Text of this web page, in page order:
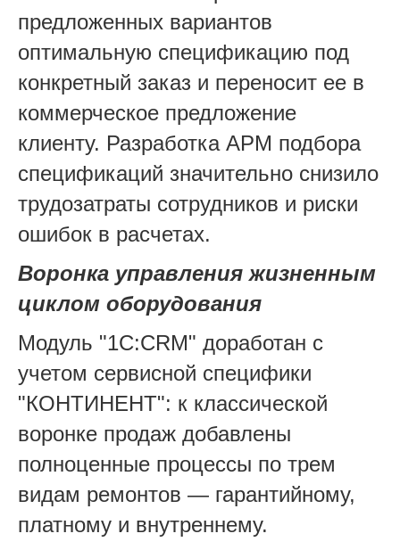
предложенных вариантов
оптимальную спецификацию под
конкретный заказ и переносит ее в
коммерческое предложение
клиенту. Разработка АРМ подбора
спецификаций значительно снизило
трудозатраты сотрудников и риски
ошибок в расчетах.
Воронка управления жизненным
циклом оборудования
Модуль "1С:CRM" доработан с
учетом сервисной специфики
"КОНТИНЕНТ": к классической
воронке продаж добавлены
полноценные процессы по трем
видам ремонтов — гарантийному,
платному и внутреннему.